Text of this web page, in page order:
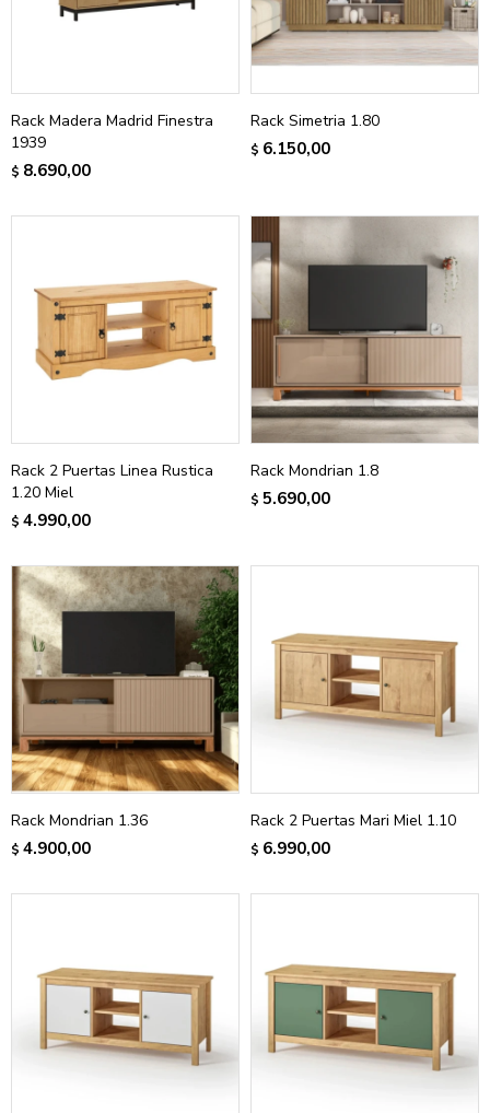
Rack Madera Madrid Finestra
1939
$ 8.690,00
Rack Simetria 1.80
$ 6.150,00
Rack 2 Puertas Linea Rustica
1.20 Miel
$ 4.990,00
Rack Mondrian 1.8
$ 5.690,00
Rack Mondrian 1.36
$ 4.900,00
Rack 2 Puertas Mari Miel 1.10
$ 6.990,00